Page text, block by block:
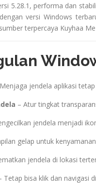
5.28.1, performa dan
versi Windows
terpercaya Kuyhaa
jendela aplikasi
– Atur tingkat
jendela menjadi
gelap untuk
jendela di lokasi
Tetap bisa klik dan navigasi